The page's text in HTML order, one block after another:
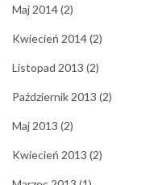
Maj 2014(2)
Kwiecień 2014(2)
Listopad 2013 (2)
Październik 2013 (2)
Maj 2013 (2)
Kwiecień 2013 (2)